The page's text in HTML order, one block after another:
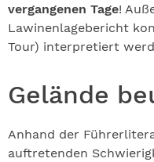
vergangenen Tage!
Lawinenlagebericht
Tour) interpretiert
Gelände
Anhand der
auftretenden